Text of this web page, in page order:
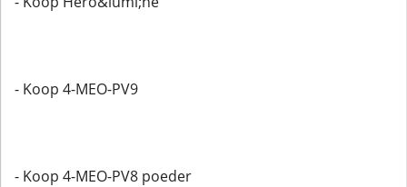
- Koop 4-MEO-PV9
- Koop 4-MEO-PV8 poeder